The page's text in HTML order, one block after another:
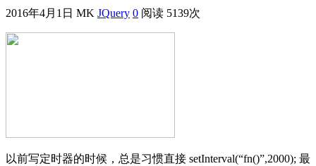
2016年4月1日 MK JQuery 0 阅读 5139次
以前写定时器的时候，总是习惯直接 setInterval(“fn()”,2000); 最